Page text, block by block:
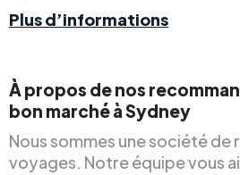
Plus d’informations
À propos de nos
bon marché à Sydney
Nous sommes une société de
voyages. Notre équipe vous